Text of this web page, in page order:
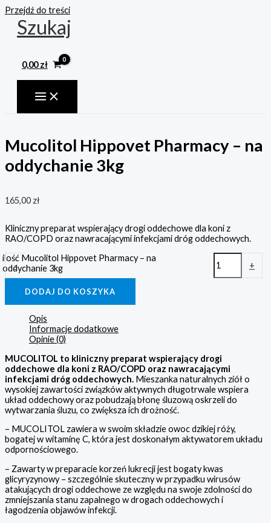
Przejdź do treści
Szukaj
0,00zł
Mucolitol Hippovet Pharmacy – na
oddychanie 3kg
165,00 zł
Kliniczny preparat wspierający drogi oddechowe dla koni z
RAO/COPD oraz nawracającymi infekcjami dróg oddechowych.
-
ilość Mucolitol Hippovet Pharmacy – na
oddychanie 3kg
+
DODAJ DO KOSZYKA
Opis
Informacje dodatkowe
Opinie (0)
MUCOLITOL to kliniczny preparat wspierający drogi
oddechowe dla koni z RAO/COPD oraz nawracającymi
infekcjami dróg oddechowych. Mieszanka naturalnych ziół o
wysokiej zawartości związków aktywnych długotrwale wspiera
układ oddechowy oraz pobudzają błonę śluzową oskrzeli do
wytwarzania śluzu, co zwiększa ich drożność.
– MUCOLITOL zawiera w swoim składzie owoc dzikiej róży,
bogatej w witaminę C, która jest doskonałym aktywatorem układu
odpornościowego.
– Zawarty w preparacie korzeń lukrecji jest bogaty kwas
glicyryzynowy – szczególnie skuteczny w przypadku wirusów
atakujących drogi oddechowe ze względu na swoje zdolności do
zmniejszania stanu zapalnego w drogach oddechowych i
łagodzenia objawów infekcji.